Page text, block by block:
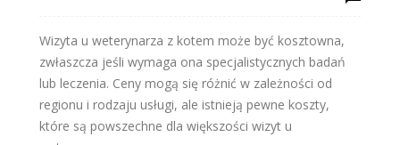
Wizyta u weterynarza z kotem może być kosztowna,
zwłaszcza jeśli wymaga ona specjalistycznych badań
lub leczenia. Ceny mogą się różnić w zależności od
regionu i rodzaju usługi, ale istnieją pewne koszty,
które są powszechne dla większości wizyt u